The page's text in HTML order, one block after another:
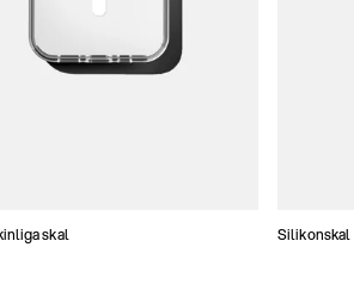
skal Silikonskal